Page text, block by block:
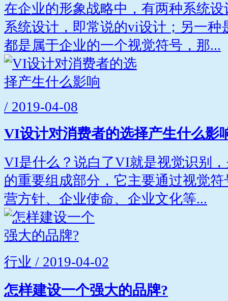
在企业的形象战略中，有两种系统
系统设计，即常说的vi设计；另一种
都是属于企业的一个视觉符号，那...
/ 2019-04-08
VI设计对消费者的选择产生什么影
VI是什么？说白了VI就是视觉识别
的重要组成部分，它主要通过视觉
营方针、企业使命、企业文化等...
行业 / 2019-04-02
怎样建设一个强大的品牌?